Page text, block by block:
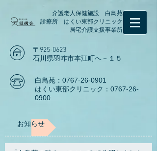
介護老人保健施設 白鳥苑
診療所 はくい東部クリニック
居宅介護支援事業所
〒925-0623
石川県羽咋市本江町へ－１５
白鳥苑：0767-26-0901
はくい東部クリニック：0767-26-
0900
お知らせ